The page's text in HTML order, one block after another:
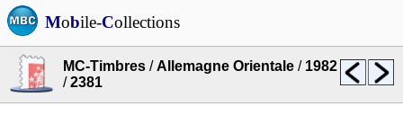
Mobile-Collections
MC-Timbres /Allemagne Orientale / 1982
/2381